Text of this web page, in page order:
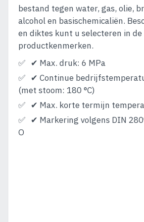
bestand tegen water, gas, olie,
alcohol en basischemicaliën.
en diktes kunt u selecteren in de
productkenmerken.
✔ Max. druk: 6 MPa
✔ Continue
(met stoom: 180 °C)
✔ Max. korte termijn
✔ Markering volgens DIN
O